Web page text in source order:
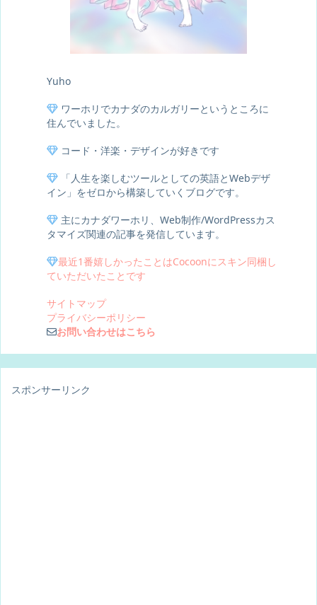
Yuho
ワーホリでカナダのカルガリーというところに
住んでいました。
コード・洋楽・デザインが好きです
「人生を楽しむツールとしての英語とWebデザ
イン」をゼロから構築していくブログです。
主にカナダワーホリ、Web制作/WordPressカス
タマイズ関連の記事を発信しています。
最近1番嬉しかったことはCocoonにスキン同梱し
ていただいたことです
サイトマップ
プライバシーポリシー
お問い合わせはこちら
スポンサーリンク